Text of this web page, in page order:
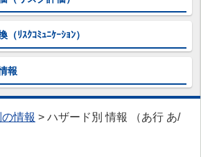
門調査会
調査会
門調査会
査会
専門調査会
（ﾘｽｸｺﾐｭﾆｹｰｼｮﾝ）
報
情報 > ハザード別 情報 （あ行 あ/